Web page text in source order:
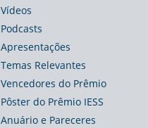
Vídeos
Podcasts
Apresentações
Temas Relevantes
Vencedores do Prêmio
Pôster do Prêmio IESS
Anuário e Pareceres